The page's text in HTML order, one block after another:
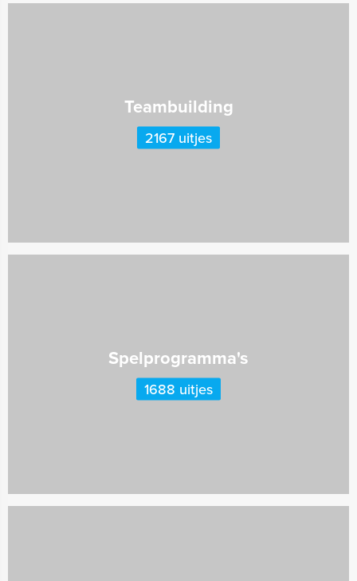
Teambuilding
2167 uitjes
Spelprogramma's
1688 uitjes